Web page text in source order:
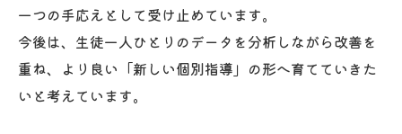
一つの手応えとして受け止めています。
今後は、生徒一人ひとりのデータを分析しながら改善を
重ね、より良い「新しい個別指導」の形へ育てていきた
いと考えています。